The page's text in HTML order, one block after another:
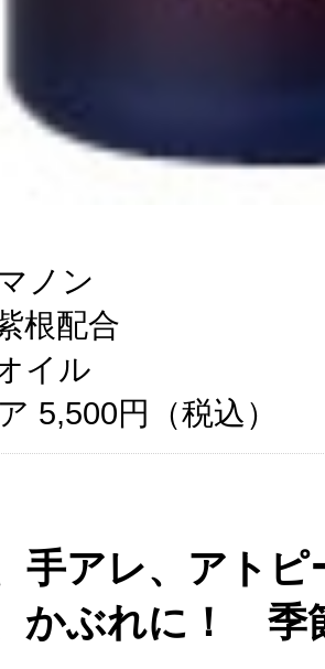
ノン
根配合
イル
5,500円（税込）
手アレ、アトピ
かぶれに！ 季